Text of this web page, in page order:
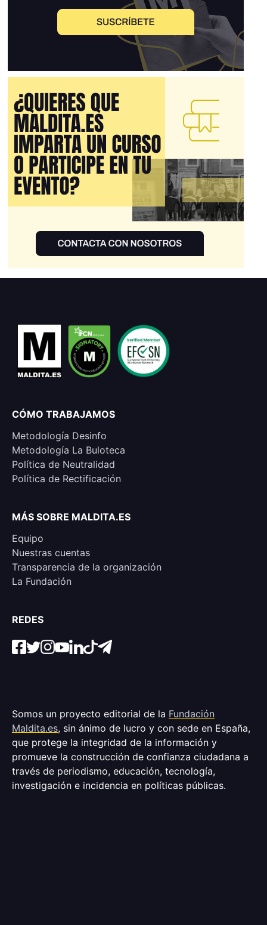
CÓMO TRABAJAMOS
Metodología Desinfo
Metodología La Buloteca
Política de Neutralidad
Política de Rectificación
MÁS SOBRE MALDITA.ES
Equipo
Nuestras cuentas
Transparencia de la organización
La Fundación
REDES
Somos un proyecto editorial de la Fundación
Maldita.es, sin ánimo de lucro y con sede en España,
que protege la integridad de la información y
promueve la construcción de confianza ciudadana a
través de periodismo, educación, tecnología,
investigación e incidencia en políticas públicas.